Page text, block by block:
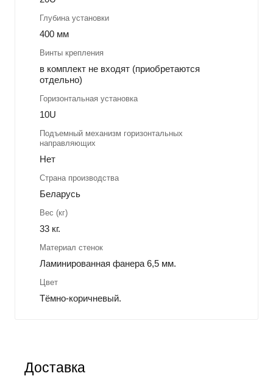
Глубина установки
400 мм
Винты крепления
в комплект не входят (приобретаются
отдельно)
Горизонтальная установка
10U
Подъемный механизм горизонтальных
направляющих
Нет
Страна производства
Беларусь
Вес (кг)
33 кг.
Материал стенок
Ламинированная фанера 6,5 мм.
Цвет
Тёмно-коричневый.
Доставка